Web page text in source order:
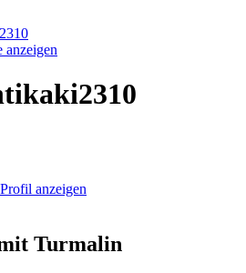
Profil anzeigen
Turmalin